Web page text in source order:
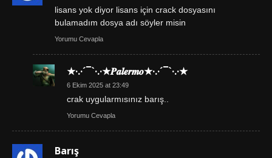
lisans yok diyor lisans için crack dosyasını
bulamadım dosya adı söyler misin
Yorumu Cevapla
★·.·´¯`·.·★𝑷𝒂𝒍𝒆𝒓𝒎𝒐★·.·´¯`·.·★
6 Ekim 2025 at 23:49
crak uygularmısınız barış..
Yorumu Cevapla
Barış